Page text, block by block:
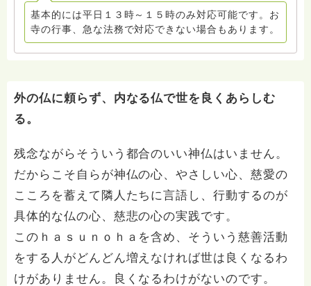
に入るわけでもありません。 仏法の救いとは悩みが私
の思い通りに解決することでなく、どんな悩みも私の現
実として引き受けて、悩みながらも生きていけることだ
と私はいただいております。 悩みを救う（解決する）
を共有することで、悩み苦しみを引き受けて生きていけ
読み返し、誤字脱字に気づいた際は訂正を入れます。訂
はタイトルに〔追記あり〕と記載します。 なお、タイ
トルも本文も字数制限があるため際限なく追記できない
こともご承知おきを。
基本的には平日１３時～１５時のみ対応可能です。お
寺の行事、急な法務で対応できない場合もあります。
外の仏に頼らず、内なる仏で世を良くあらしむ
る。
残念ながらそういう都合のいい神仏はいません。
だからこそ自らが神仏の心、やさしい心、慈愛の
こころを蓄えて隣人たちに言語し、行動するのが
具体的な仏の心、慈悲の心の実践です。
このｈａｓｕｎｏｈａを含め、そういう慈善活動
をする人がどんどん増えなければ世は良くなるわ
けがありません。良くなるわけがないのです。